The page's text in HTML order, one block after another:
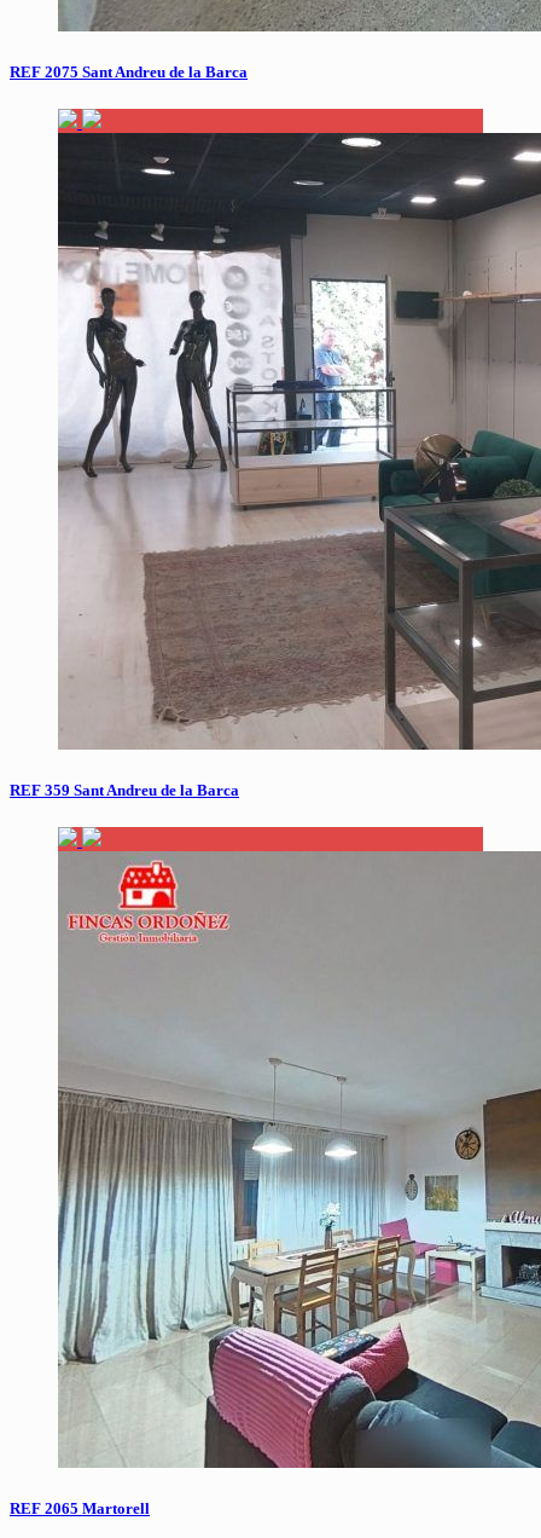
REF 2075 Sant Andreu de la Barca
REF 359 Sant Andreu de la Barca
REF 2065 Martorell